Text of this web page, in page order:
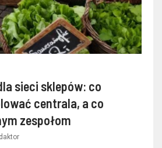
sieci sklepów: co
centrala, a co
zespołom